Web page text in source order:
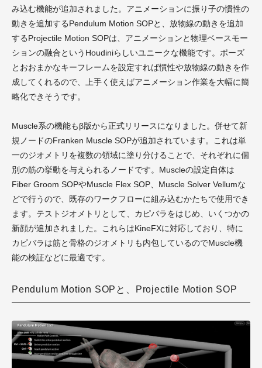
み込む機能が追加されました。アニメーションに振り子の慣性の
動きを追加するPendulum Motion SOPと、放物線の動きを追加
するProjectile Motion SOPは、アニメーションと物理ベースモー
ションの融合というHoudiniらしいユニークな機能です。ポーズ
とおおまかなキーフレームを設定すれば慣性や放物線の動きを作
成してくれるので、上手く使えばアニメーション作業を大幅に簡
略化できそうです。
Muscle系の機能もβ版から正式リリースになりました。併せて新
規ノードのFranken Muscle SOPが追加されています。これは単
一のジオメトリを複数の領域に塗り分けることで、それぞれに個
別の筋の挙動を与えられるノードです。Muscleの設定自体は
Fiber Groom SOPやMuscle Flex SOP、Muscle Solver Vellumな
どで行うので、既存のワークフローに組み込むかたちで使用でき
ます。テストジオメトリとして、カピバラをはじめ、いくつかの
新顔が追加されました。これらはKineFXに対応しており、特に
カピバラは筋と骨格のジオメトリも内包しているのでMuscle機
能の検証などに最適です。
Pendulum Motion SOPと、Projectile Motion SOP